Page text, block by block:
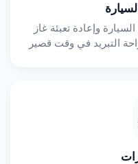
وإعادة تعبئة غاز
التبريد في وقت قصير